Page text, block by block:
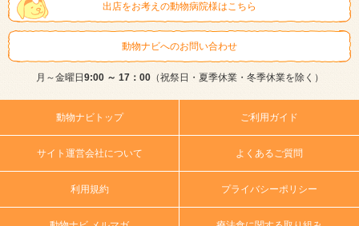
出店をお考えの動物病院様はこちら
動物ナビへのお問い合わせ
月～金曜日 9:00 ～ 17：00（祝祭日・夏季休業・冬季休業を除く）
動物ナビトップ ご利用ガイド
サイト運営会社について よくあるご質問
利用規約 プライバシーポリシー